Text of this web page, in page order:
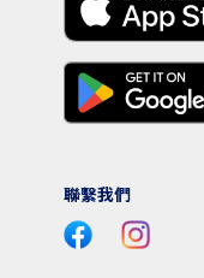
聯繫我們